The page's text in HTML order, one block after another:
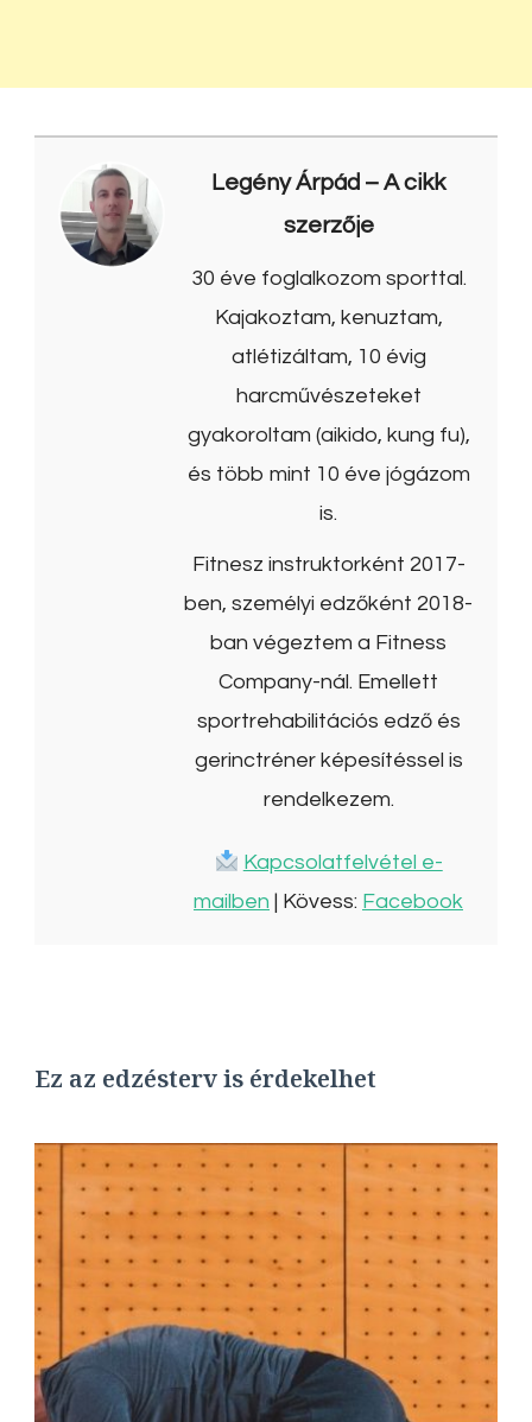
Legény Árpád – A cikk
szerzője
30 éve foglalkozom sporttal.
Kajakoztam, kenuztam,
atlétizáltam, 10 évig
harcművészeteket
gyakoroltam (aikido, kung fu),
és több mint 10 éve jógázom
is.
Fitnesz instruktorként 2017-
ben, személyi edzőként 2018-
ban végeztem a Fitness
Company-nál. Emellett
sportrehabilitációs edző és
gerinctréner képesítéssel is
rendelkezem.
Kapcsolatfelvétel e-
mailben | Kövess: Facebook
Ez az edzésterv is érdekelhet